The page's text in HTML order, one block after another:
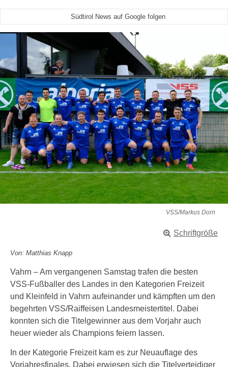
Südtirol News auf Google folgen
VSS/Markus Dorn
Schriftgröße
Von: Matthias Knapp
Vahrn – Am vergangenen Samstag trafen die besten
VSS-Fußballer des Landes in den Kategorien Freizeit
und Kleinfeld in Vahrn aufeinander und kämpften um den
begehrten VSS/Raiffeisen Landesmeistertitel. Dabei
konnten sich die Titelgewinner aus dem Vorjahr auch
heuer wieder als Champions feiern lassen.
In der Kategorie Freizeit kam es zur Neuauflage des
Vorjahresfinales. Dabei erwiesen sich die Titelverteidiger